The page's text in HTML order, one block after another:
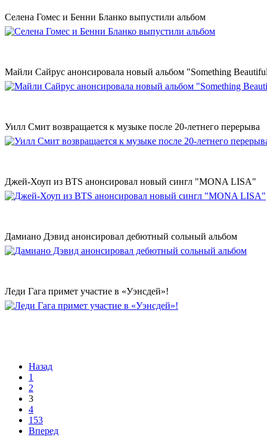
Селена Гомес и Бенни Бланко выпустили альбом
Майли Сайрус анонсировала новый альбом "Something
Уилл Смит возвращается к музыке после 20-летнего перерыва
Джей-Хоуп из BTS анонсировал новый сингл "MONA LISA"
Дамиано Дэвид анонсировал дебютный сольный альбом
Леди Гага примет участие в «Уэнсдей»!
Назад
1
2
3
4
153
Вперед